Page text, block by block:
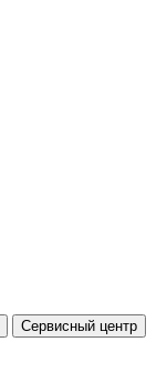
Сервисный центр